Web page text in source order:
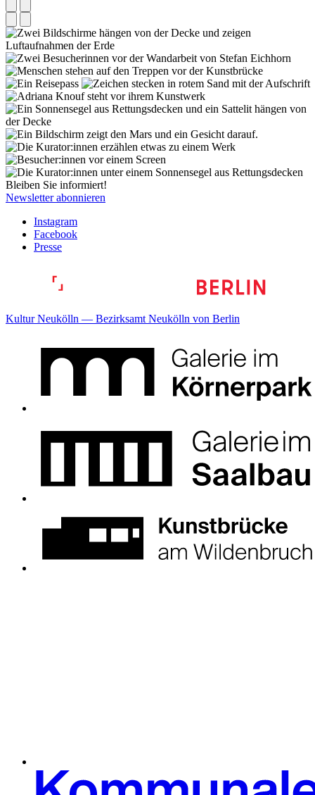
Bleiben Sie informiert!
Newsletter abonnieren
Instagram
Facebook
Presse
Kultur Neukölln — Bezirksamt Neukölln von Berlin